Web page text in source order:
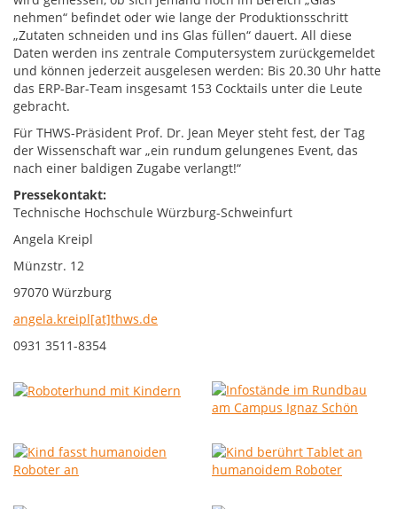
nehmen“ befindet oder wie lange der Produktionsschritt
„Zutaten schneiden und ins Glas füllen“ dauert. All diese
Daten werden ins zentrale Computersystem zurückgemeldet
und können jederzeit ausgelesen werden: Bis 20.30 Uhr hatte
das ERP-Bar-Team insgesamt 153 Cocktails unter die Leute
gebracht.
Für THWS-Präsident Prof. Dr. Jean Meyer steht fest, der Tag
der Wissenschaft war „ein rundum gelungenes Event, das
nach einer baldigen Zugabe verlangt!“
Pressekontakt:
Technische Hochschule Würzburg-Schweinfurt
Angela Kreipl
Münzstr. 12
97070 Würzburg
angela.kreipl[at]thws.de
0931 3511-8354